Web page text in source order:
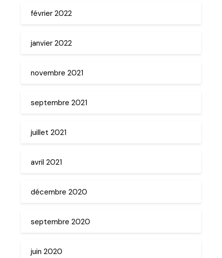
février 2022
janvier 2022
novembre 2021
septembre 2021
juillet 2021
avril 2021
décembre 2020
septembre 2020
juin 2020